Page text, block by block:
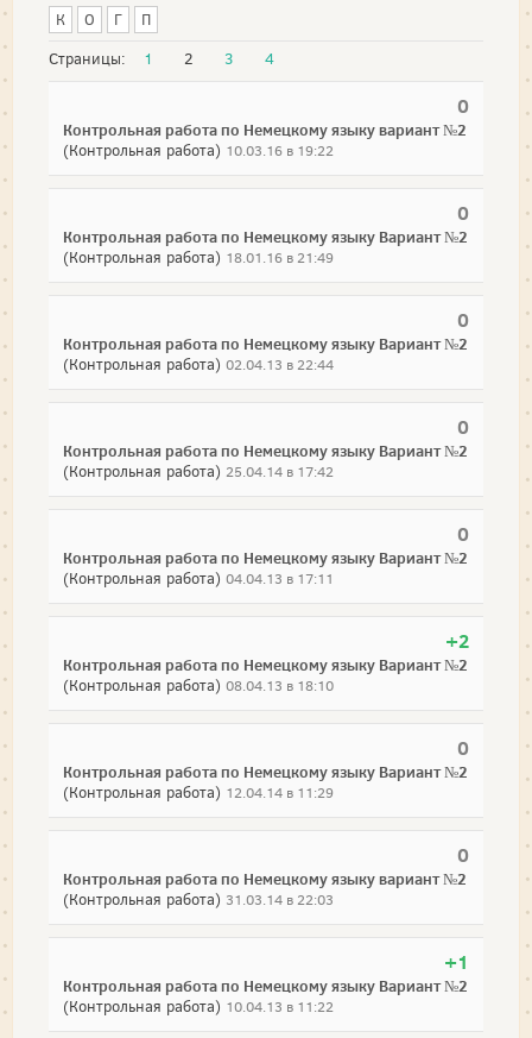
К О Г
П
Страницы:
1 2 3 4
0
Контрольная работа по Немецкому языку вариант №2
(Контрольная работа) 10.03.16 в 19:22
0
Контрольная работа по Немецкому языку Вариант №2
(Контрольная работа) 18.01.16 в 21:49
0
Контрольная работа по Немецкому языку Вариант №2
(Контрольная работа) 02.04.13 в 22:44
0
Контрольная работа по Немецкому языку Вариант №2
(Контрольная работа) 25.04.14 в 17:42
0
Контрольная работа по Немецкому языку Вариант №2
(Контрольная работа) 04.04.13 в 17:11
+2
Контрольная работа по Немецкому языку Вариант №2
(Контрольная работа) 08.04.13 в 18:10
0
Контрольная работа по Немецкому языку Вариант №2
(Контрольная работа) 12.04.14 в 11:29
0
Контрольная работа по Немецкому языку вариант №2
(Контрольная работа) 31.03.14 в 22:03
+1
Контрольная работа по Немецкому языку Вариант №2
(Контрольная работа) 10.04.13 в 11:22